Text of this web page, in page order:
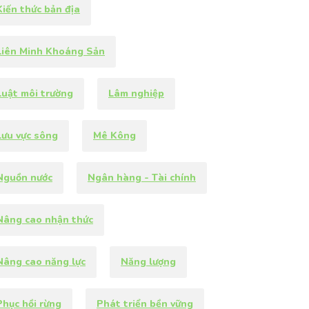
thức bản địa
Minh Khoáng Sản
môi trường Lâm nghiệp
vực sông Mê Kông
nước Ngân hàng - Tài chính
cao nhận thức
cao năng lực Năng lượng
hồi rừng Phát triển bền vững